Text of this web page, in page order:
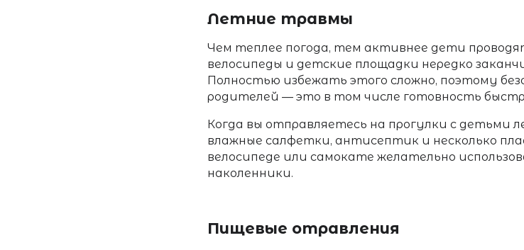
Летние травмы
Чем теплее погода, тем активнее дети
велосипеды и детские площадки нередко
Полностью избежать этого сложно, поэтому
родителей — это в том числе готовность
Когда вы отправляетесь на прогулки с детьми
влажные салфетки, антисептик и несколько
велосипеде или самокате желательно
наколенники.
Пищевые отравления